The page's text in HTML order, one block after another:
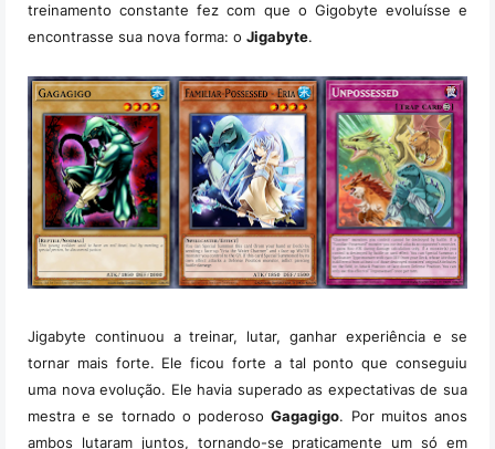
treinamento constante fez com que o Gigobyte evoluísse e
encontrasse sua nova forma: o Jigabyte.
Jigabyte continuou a treinar, lutar, ganhar experiência e se
tornar mais forte. Ele ficou forte a tal ponto que conseguiu
uma nova evolução. Ele havia superado as expectativas de sua
mestra e se tornado o poderosoGagagigo. Por muitos anos
ambos lutaram juntos, tornando-se praticamente um só em